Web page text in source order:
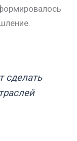
сделать